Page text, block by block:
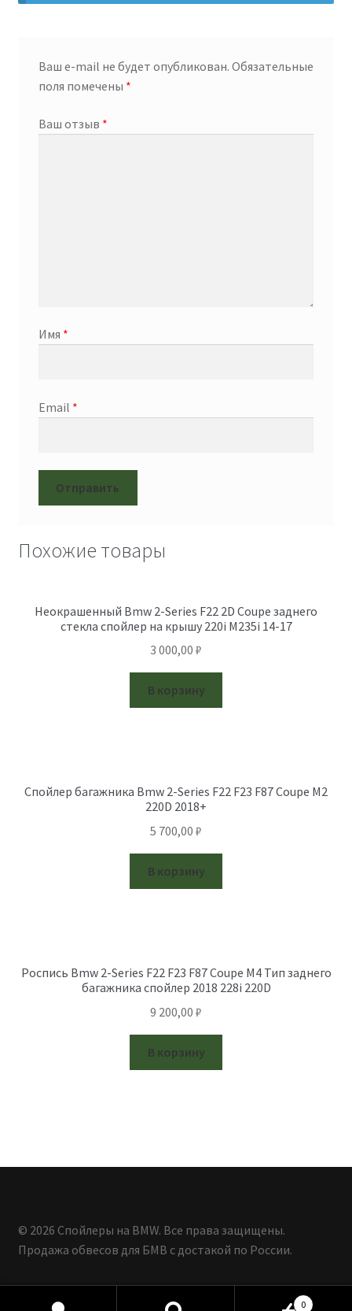
Ваш e-mail не будет опубликован. Обязательные
поля помечены *
Ваш отзыв *
Имя *
Email *
Похожие товары
Неокрашенный Bmw 2-Series F22 2D Coupe заднего
стекла спойлер на крышу 220i M235i 14-17
3 000,00 ₽
В корзину
Спойлер багажника Bmw 2-Series F22 F23 F87 Coupe M2
220D 2018+
5 700,00 ₽
В корзину
Роспись Bmw 2-Series F22 F23 F87 Coupe M4 Тип заднего
багажника спойлер 2018 228i 220D
9 200,00 ₽
В корзину
© 2026 Спойлеры на BMW. Все права защищены.
Продажа обвесов для БМВ с достакой по России.
0